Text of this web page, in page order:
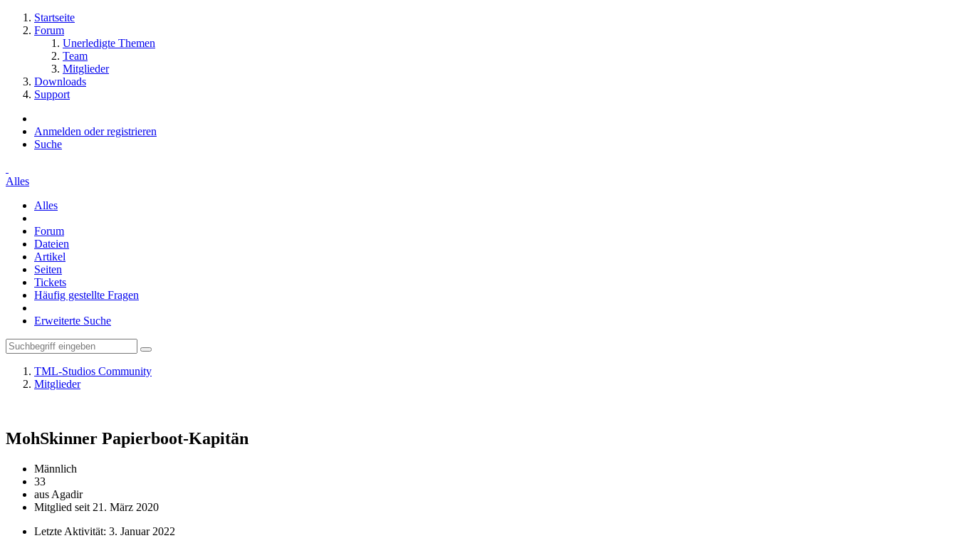
Startseite
Forum
Unerledigte Themen
Team
Mitglieder
Downloads
Support
Anmelden oder registrieren
Suche
Alles
Alles
Forum
Dateien
Artikel
Seiten
Tickets
Häufig gestellte Fragen
Erweiterte Suche
TML-Studios Community
Mitglieder
MohSkinner Papierboot-Kapitän
Männlich
33
aus Agadir
Mitglied seit 21. März 2020
Letzte Aktivität: 3. Januar 2022